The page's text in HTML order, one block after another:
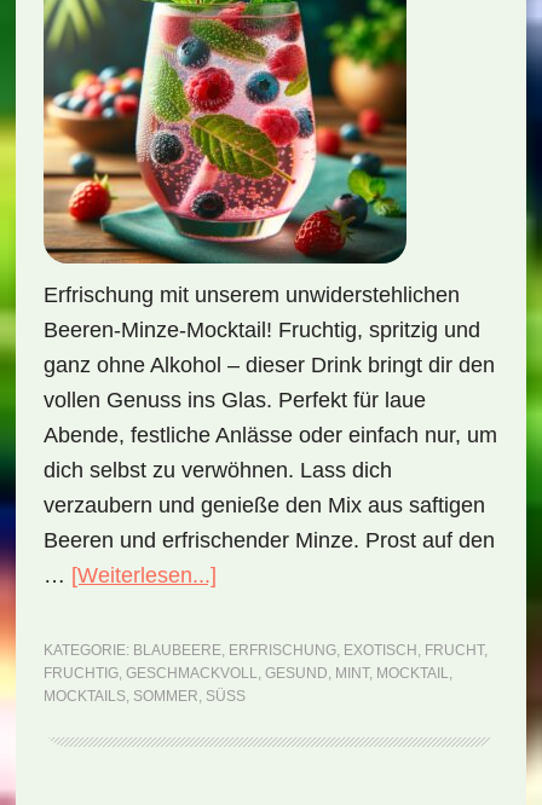
Erfrischung mit unserem unwiderstehlichen
Beeren-Minze-Mocktail! Fruchtig, spritzig und
ganz ohne Alkohol – dieser Drink bringt dir den
vollen Genuss ins Glas. Perfekt für laue
Abende, festliche Anlässe oder einfach nur, um
dich selbst zu verwöhnen. Lass dich
verzaubern und genieße den Mix aus saftigen
Beeren und erfrischender Minze. Prost auf den
… [Weiterlesen...]ÜberMinty
Bliss
Mocktail
KATEGORIE: BLAUBEERE, ERFRISCHUNG, EXOTISCH , FRUCHT,
FRUCHTIG, GESCHMACKVOLL, GESUND, MINT, MOCKTAIL,
MOCKTAILS, SOMMER, SÜSS